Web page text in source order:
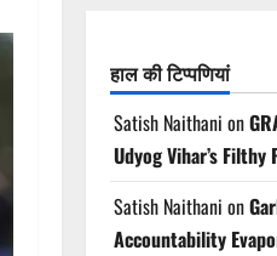
हाल की टिप्पणियां
Satish Naithani on
Udyog Vihar’s Filthy
Satish Naithani on
Accountability